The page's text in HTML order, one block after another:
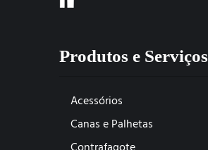
Produtos e Serviços
Acessórios
Canas e Palhetas